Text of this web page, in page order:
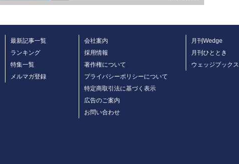
最新記事一覧
ランキング
特集一覧
メルマガ登録
会社案内
採用情報
著作権について
プライバシーポリシーについて
特定商取引法に基づく表示
広告のご案内
お問い合わせ
月刊Wedge
月刊ひととき
ウェッジブックス